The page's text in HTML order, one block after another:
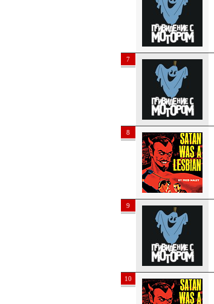
7
8
9
10